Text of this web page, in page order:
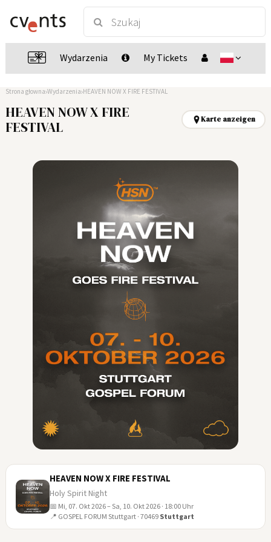
Wydarzenia My Tickets
Strona głowna Wydarzenia HEAVEN NOW X FIRE FESTIVAL
HEAVEN NOW X FIRE
FESTIVAL
Karte anzeigen
OKT
HEAVEN NOW X FIRE FESTIVAL
Holy Spirit Night
📅 Mi, 07. Okt 2026 – Sa, 10. Okt 2026 · 18:00 Uhr
📍 GOSPEL FORUM Stuttgart · 70469 Stuttgart